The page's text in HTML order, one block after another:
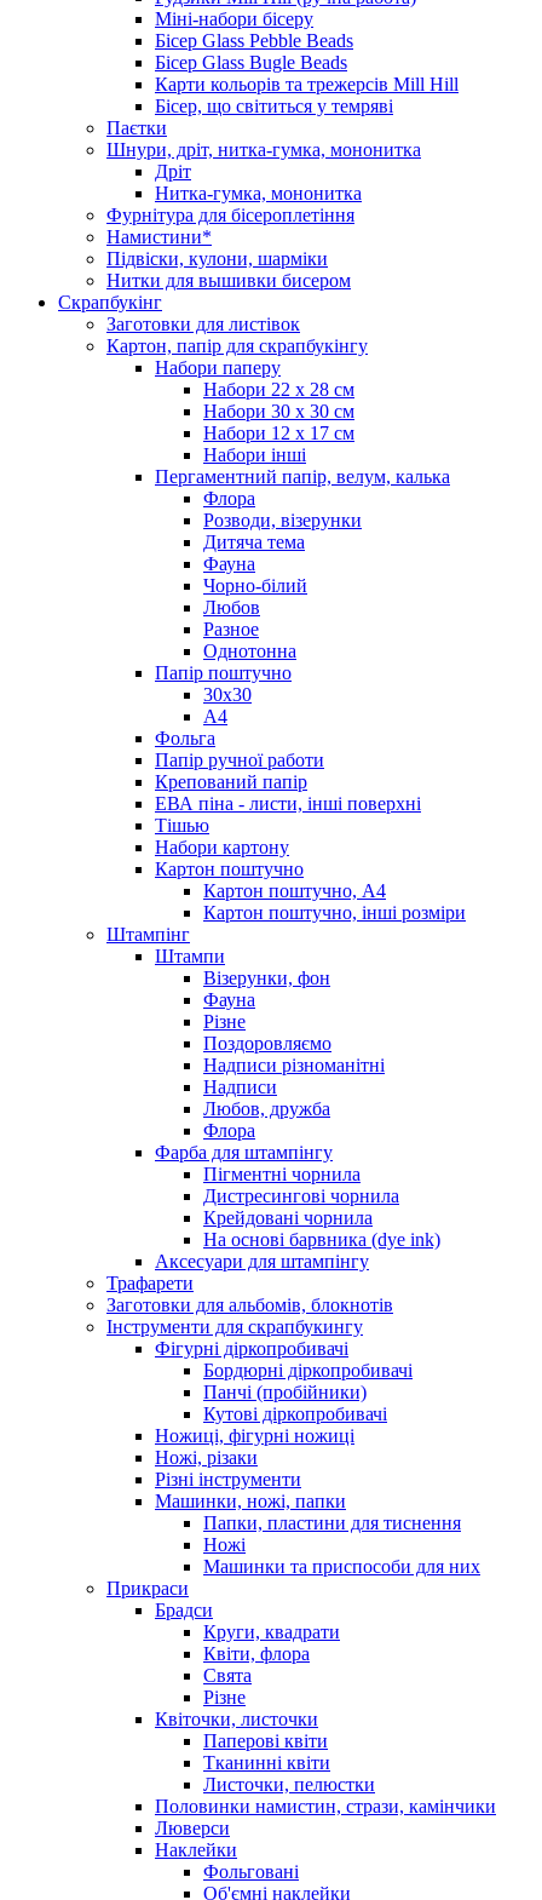
Міні-набори бісеру
Бісер Glass Pebble Beads
Бісер Glass Bugle Beads
Карти кольорів та трежерсів Mill Hill
Бісер, що світиться у темряві
Паєтки
Шнури, дріт, нитка-гумка, мононитка
Дріт
Нитка-гумка, мононитка
Фурнітура для бісероплетіння
Намистини*
Підвіски, кулони, шарміки
Нитки для вышивки бисером
Скрапбукінг
Заготовки для листівок
Картон, папір для скрапбукінгу
Набори паперу
Набори 22 х 28 см
Набори 30 х 30 см
Набори 12 х 17 см
Набори інші
Пергаментний папір, велум, калька
Флора
Розводи, візерунки
Дитяча тема
Фауна
Чорно-білий
Любов
Разное
Однотонна
Папір поштучно
30х30
А4
Фольга
Папір ручної работи
Крепований папір
ЕВА піна - листи, інші поверхні
Тішью
Набори картону
Картон поштучно
Картон поштучно, А4
Картон поштучно, інші розміри
Штампінг
Штампи
Візерунки, фон
Фауна
Різне
Поздоровляємо
Надписи різноманітні
Надписи
Любов, дружба
Флора
Фарба для штампінгу
Пігментні чорнила
Дистресингові чорнила
Крейдовані чорнила
На основі барвника (dye ink)
Аксесуари для штампінгу
Трафарети
Заготовки для альбомів, блокнотів
Інструменти для скрапбукингу
Фігурні діркопробивачі
Бордюрні діркопробивачі
Панчі (пробійники)
Кутові діркопробивачі
Ножиці, фігурні ножиці
Ножі, різаки
Різні інструменти
Машинки, ножі, папки
Папки, пластини для тиснення
Ножі
Машинки та приспособи для них
Прикраси
Брадси
Круги, квадрати
Квіти, флора
Свята
Різне
Квіточки, листочки
Паперові квіти
Тканинні квіти
Листочки, пелюстки
Половинки намистин, стрази, камінчики
Люверси
Наклейки
Фольговані
Об'ємні наклейки